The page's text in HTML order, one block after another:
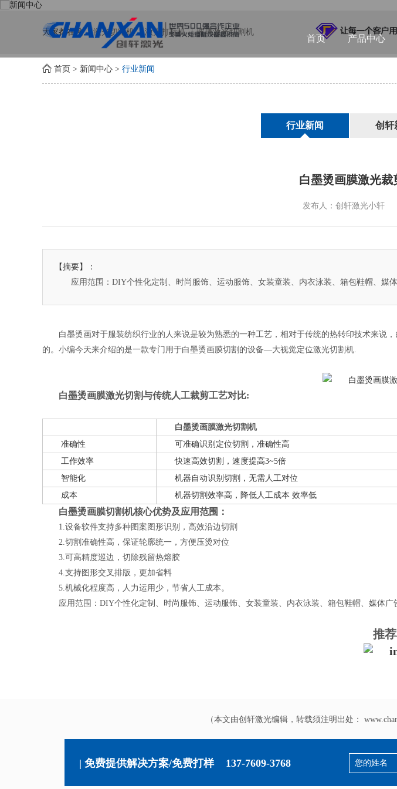
首页 产品中心
大家都在搜: 激光切割机 激光打标机 玻璃激光切割机
首页 > 新闻中心 > 行业新闻
行业新闻 创轩
白墨烫画膜激光裁
发布人：创轩激光小轩
【摘要】：
应用范围：DIY个性化定制、时尚服饰、运动服饰、女装童装、内衣泳装、箱包鞋帽、媒
白墨烫画对于服装纺织行业的人来说是较为熟悉的一种工艺，相对于传统的热转印技术来说
的。小编今天来介绍的是一款专门用于白墨烫画膜切割的设备—大视觉定位激光切割机.
白墨烫画膜激光切割与传统人工裁剪工艺对比:
白墨烫画膜激光切割机
准确性
可准确识别定位切割，准确性高
工作效率
快速高效切割，速度提高3~5倍
智能化
机器自动识别切割，无需人工对位
成本
机器切割效率高，降低人工成本 效率低
白墨烫画膜切割机核心优势及应用范围：
1.设备软件支持多种图案图形识别，高效沿边切割
2.切割准确性高，保证轮廓统一，方便压烫对位
3.可高精度巡边，切除残留热熔胶
4.支持图形交叉排版，更加省料
5.机械化程度高，人力运用少，节省人工成本。
应用范围：DIY个性化定制、时尚服饰、运动服饰、女装童装、内衣泳装、箱包鞋帽、媒体广
推
（本文由创轩激光编辑，转载须注明出处：
| 免费提供解决方案/免费打样 137-7609-3768